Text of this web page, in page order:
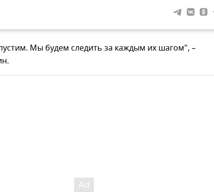
Мы будем следить за каждым их шагом", –